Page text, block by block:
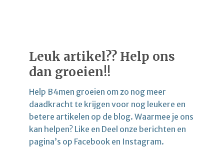
Leuk artikel?? Help ons
dan groeien!!
Help B4men groeien om zo nog meer
daadkracht te krijgen voor nog leukere en
betere artikelen op de blog. Waarmee je ons
kan helpen? Like en Deel onze berichten en
pagina’s op Facebook en Instagram.